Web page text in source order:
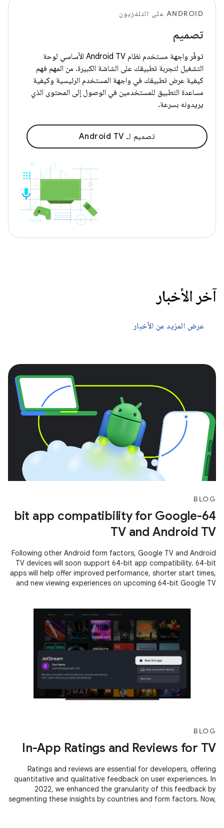
ANDROID على التلفزيون
تصميم
توفّر واجهة مستخدم نظام Android TV الأساسي لوحة
التشغيل لتجربة تطبيقك على الشاشة الكبيرة. من المهم فهم
كيفية عرض تطبيقك في واجهة المستخدم الرئيسية وكيفية
مساعدة التطبيق للمستخدمين في الوصول إلى المحتوى الذي
يريدونه بسرعة.
تصميم لـ Android TV
آخر الأخبار
عرض المزيد من الأخبار
BLOG
64-bit app compatibility for Google
TV and Android TV
Following other Android form factors, Google TV and Android
TV devices will soon support 64-bit app compatibility. 64-bit
apps will help offer improved performance, shorter start times,
and new viewing experiences on upcoming 64-bit Google TV
BLOG
In-App Ratings and Reviews for TV
Ratings and reviews are essential for developers, offering
quantitative and qualitative feedback on user experiences. In
2022, we enhanced the granularity of this feedback by
segmenting these insights by countries and form factors. Now,